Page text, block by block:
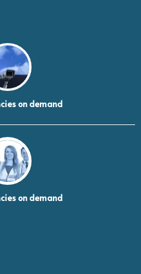
on demand
on demand